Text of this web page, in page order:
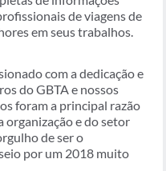
de viagens de
em seus trabalhos.
com a dedicação e
do GBTA e nossos
foram a principal razão
organização e do setor
de ser o
por um 2018 muito